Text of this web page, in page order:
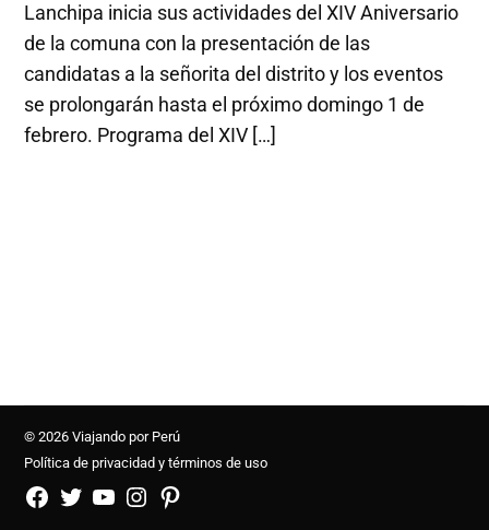
Lanchipa inicia sus actividades del XIV Aniversario
de la comuna con la presentación de las
candidatas a la señorita del distrito y los eventos
se prolongarán hasta el próximo domingo 1 de
febrero. Programa del XIV […]
© 2026 Viajando por Perú
Política de privacidad y términos de uso
FB
TW YouTubeInstagramPinterest